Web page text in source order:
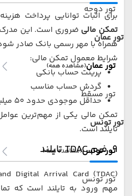
تور دوحه
تور عمان
تور عمان(مشاهده همه)
تور مسقط
تور تونس
تور تونس(مشاهده همه)
تور تونس
برای اثبات توانایی پرداخت
تمکن مالی ضروری است. این مدرک
همراه با مهر رسمی بانک صادر
شرایط معمول تمکن مالی:
پرینت حساب بانکی
گردش حساب مناسب
حداقل موجودی حدود ۵۰ میلیون تومان برای هر نفر
تمکن مالی یکی از مهم‌ترین
تایلند است.
۹. فرم TDAC تایلند
مهم ورود به تایلند است که